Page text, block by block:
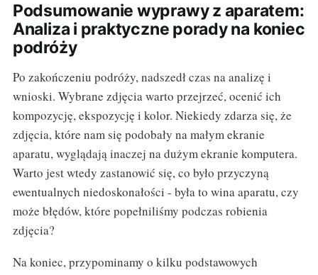
Podsumowanie wyprawy z aparatem:
Analiza i praktyczne porady na koniec
podróży
Po zakończeniu podróży, nadszedł czas na analizę i
wnioski. Wybrane zdjęcia warto przejrzeć, ocenić ich
kompozycję, ekspozycję i kolor. Niekiedy zdarza się, że
zdjęcia, które nam się podobały na małym ekranie
aparatu, wyglądają inaczej na dużym ekranie komputera.
Warto jest wtedy zastanowić się, co było przyczyną
ewentualnych niedoskonałości - była to wina aparatu, czy
może błędów, które popełniliśmy podczas robienia
zdjęcia?
Na koniec, przypominamy o kilku podstawowych